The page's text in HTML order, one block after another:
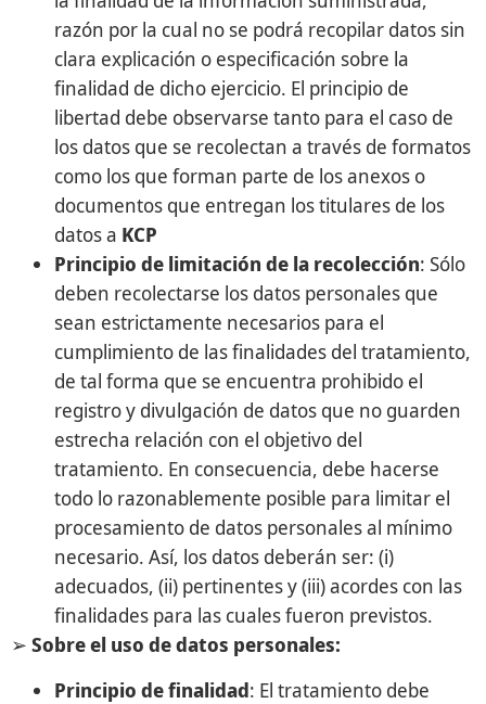
razón por la cual no se podrá recopilar datos sin
clara explicación o especificación sobre la
finalidad de dicho ejercicio. El principio de
libertad debe observarse tanto para el caso de
los datos que se recolectan a través de formatos
como los que forman parte de los anexos o
documentos que entregan los titulares de los
datos a KCP
Principio de limitación de la recolección: Sólo
deben recolectarse los datos personales que
sean estrictamente necesarios para el
cumplimiento de las finalidades del tratamiento,
de tal forma que se encuentra prohibido el
registro y divulgación de datos que no guarden
estrecha relación con el objetivo del
tratamiento. En consecuencia, debe hacerse
todo lo razonablemente posible para limitar el
procesamiento de datos personales al mínimo
necesario. Así, los datos deberán ser: (i)
adecuados, (ii) pertinentes y (iii) acordes con las
finalidades para las cuales fueron previstos.
➢ Sobre el uso de datos personales:
Principio de finalidad: El tratamiento debe